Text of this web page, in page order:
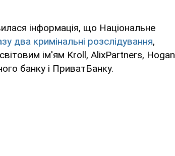
інформація, що Національне
два кримінальні розслідування,
ім'ям Kroll, AlixPartners, Hogan
банку і ПриватБанку.